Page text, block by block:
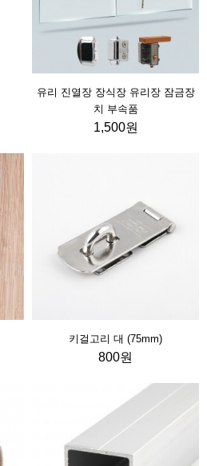
유리 진열장 장식장 유리장 잠금장
치 부속품
1,500원
키걸고리 대 (75mm)
800원